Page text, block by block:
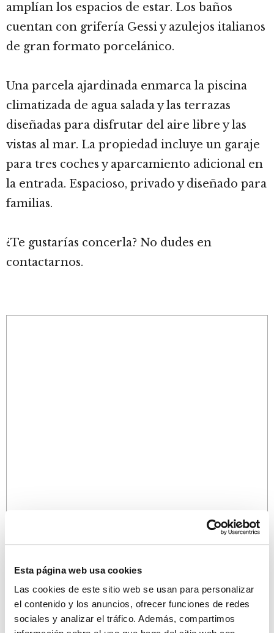
Esta página web usa cookies
Las cookies de este sitio web se usan para personalizar
el contenido y los anuncios, ofrecer funciones de redes
sociales y analizar el tráfico. Además, compartimos
amplían los espacios de estar. Los baños
cuentan con grifería Gessi y azulejos italianos
de gran formato porcelánico.
Una parcela ajardinada enmarca la piscina
climatizada de agua salada y las terrazas
diseñadas para disfrutar del aire libre y las
vistas al mar. La propiedad incluye un garaje
para tres coches y aparcamiento adicional en
la entrada. Espacioso, privado y diseñado para
familias.
¿Te gustarías concerla? No dudes en
contactarnos.
¡Descubre más propiedades!